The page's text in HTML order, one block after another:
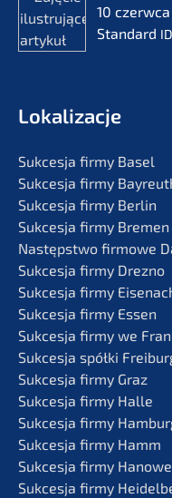
10
Standard
Lokali­zac­je
Sukces­ja firmy Basel
Sukces­ja firmy
Sukces­ja firmy Berlin
Sukces­ja firmy Bremen
Następst­wo firmo­we
Sukces­ja firmy Drezno
Sukces­ja firmy
Sukces­ja firmy Essen
Sukces­ja firmy we
Sukces­ja spółki
Sukces­ja firmy Graz
Sukces­ja firmy Halle
Sukces­ja firmy
Sukces­ja firmy Hamm
Sukces­ja firmy
Sukces­ja firmy